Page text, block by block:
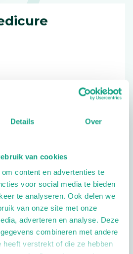
Details Over
van cookies
content en advertenties te
voor social media te bieden
te analyseren. Ook delen we
van onze site met onze
adverteren en analyse. Deze
combineren met andere
heeft verstrekt of die ze hebben
review